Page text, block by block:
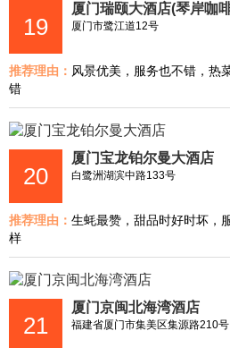
19
厦门瑞颐大酒店(琴岸咖
厦门市鹭江道12号
推荐理由： 风景优美，服务也不错，热
错
20
厦门宝龙铂尔曼大酒店
白鹭洲湖滨中路133号
推荐理由： 生蚝最赞，甜品时好时坏，
样
21
厦门京闽北海湾酒店
福建省厦门市集美区集源路210号